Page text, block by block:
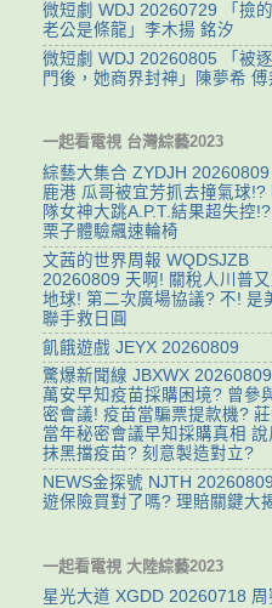
微短劇 WDJ 20260729 「撿
老公是條龍」李木揚 銘汐
微短劇 WDJ 20260805 「被
門後，她商界封神」陳夢希 傅
一起看電視 台灣綜藝2023
綜藝大集合 ZYDJH 20260809
鹿港 瓜哥被宜芳抓去撞氣球!?
隊女神大跳A.P.T.結果超失控
栗子體驗飆速輪椅
文茜的世界周報 WQDSJZB
20260809 天啊! 關稅人川普
地球! 第二次廣場協議? 不! 是
聯手救日圓
飢餓遊戲 JEYX 20260809
驚爆新聞線 JBXWX
萬安早知疫苗採購困境? 曾參
密會議! 疫苗當騙票提款機?
當年秘密會議早知採購真相 說
抹黑擋疫苗? 刻意製造對立?
NEWS金探號 NJTH
遊保險買對了嗎? 理賠關鍵大
一起看電視 大陸綜藝2023
星光大道 XGDD 20260718 周